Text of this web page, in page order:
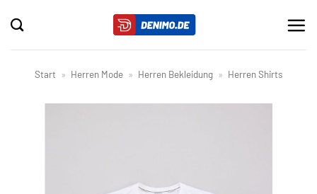
Inhalt
springen
Start » Herren Mode » Herren Bekleidung » Herren Shirts